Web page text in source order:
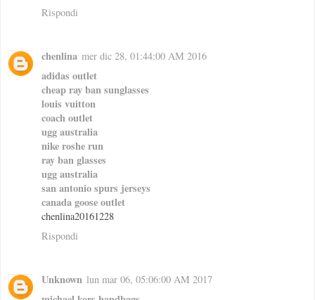
Rispondi
chenlina mer dic 28, 01:44:00 AM 2016
adidas outlet
cheap ray ban sunglasses
louis vuitton
coach outlet
ugg australia
nike roshe run
ray ban glasses
ugg australia
san antonio spurs jerseys
canada goose outlet
chenlina20161228
Rispondi
Unknown lun mar 06, 05:06:00 AM 2017